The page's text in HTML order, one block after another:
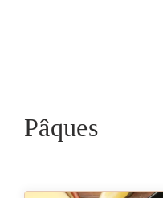
Pâques